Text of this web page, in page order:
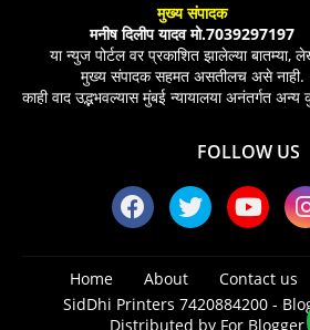
मुख्य संपादक
मनीष दिलीप यादव मो.7039297197
या न्युज पोर्टल वर प्रकाशित झालेल्या बातम्या,
मुख्य संपादक सहमत असतीलच असे नाही.
काही वाद उद्भभवल्यास मुंबई न्यायालया अनंतर्गत अन्य
FOLLOW US
Home About Contact us
SidDhi Printers 7420884200 -
Distributed by For